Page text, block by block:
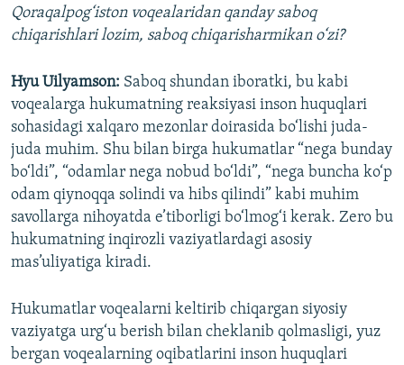
Qoraqalpog‘iston voqealaridan qanday saboq
chiqarishlari lozim, saboq chiqarisharmikan o‘zi?
Hyu Uilyamson: Saboq shundan iboratki, bu kabi
voqealarga hukumatning reaksiyasi inson huquqlari
sohasidagi xalqaro mezonlar doirasida bo‘lishi juda-
juda muhim. Shu bilan birga hukumatlar “nega bunday
bo‘ldi”, “odamlar nega nobud bo‘ldi”, “nega buncha ko‘p
odam qiynoqqa solindi va hibs qilindi” kabi muhim
savollarga nihoyatda e’tiborligi bo‘lmog‘i kerak. Zero bu
hukumatning inqirozli vaziyatlardagi asosiy
mas’uliyatiga kiradi.
Hukumatlar voqealarni keltirib chiqargan siyosiy
vaziyatga urg‘u berish bilan cheklanib qolmasligi, yuz
bergan voqealarning oqibatlarini inson huquqlari